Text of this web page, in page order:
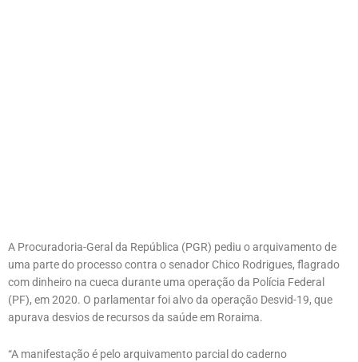
A Procuradoria-Geral da República (PGR) pediu o arquivamento de
uma parte do processo contra o senador Chico Rodrigues, flagrado
com dinheiro na cueca durante uma operação da Polícia Federal
(PF), em 2020. O parlamentar foi alvo da operação Desvid-19, que
apurava desvios de recursos da saúde em Roraima.
“A manifestação é pelo arquivamento parcial do caderno